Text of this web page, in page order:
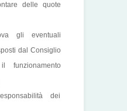
delle quote
gli eventuali
dal Consiglio
dei